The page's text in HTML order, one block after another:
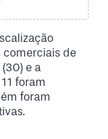
comerciais de
e a
foram
foram